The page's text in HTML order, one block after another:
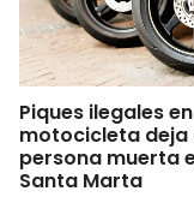
Piques ilegales en
motocicleta deja
persona muerta
Santa Marta